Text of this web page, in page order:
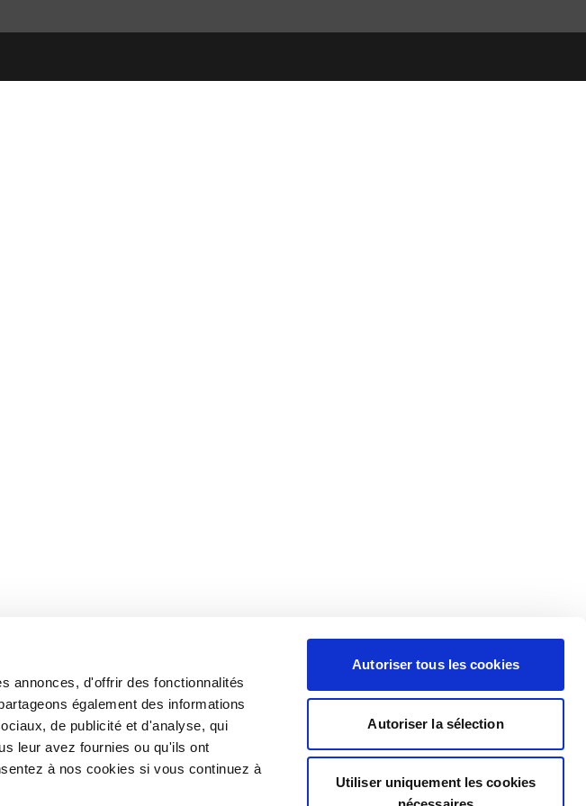
annonces, d'offrir des fonctionnalités
également des informations
de publicité et d'analyse, qui
leur avez fournies ou qu'ils ont
à nos cookies si vous continuez à
Autoriser tous les cookies
Autoriser la sélection
Utiliser uniquement les cookies